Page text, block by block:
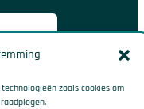
zoals cookies om